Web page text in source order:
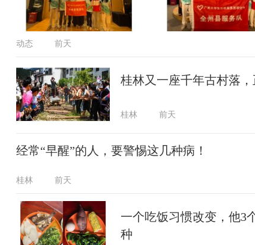
动态 前天
桂林又一座千年古村落，
桂林 前天
经常“早醒”的人，要警惕这几种病！
桂林 前天
一个吃饭习惯改变，他3
种